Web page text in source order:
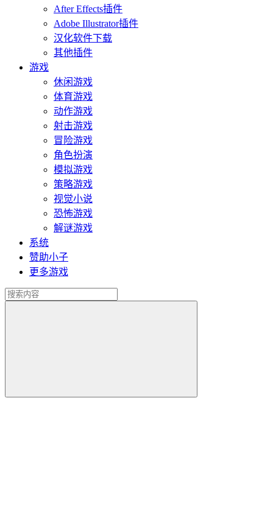
After Effects插件
Adobe Illustrator插件
汉化软件下载
其他插件
游戏
休闲游戏
体育游戏
动作游戏
射击游戏
冒险游戏
角色扮演
模拟游戏
策略游戏
视觉小说
恐怖游戏
解谜游戏
系统
赞助小子
更多游戏